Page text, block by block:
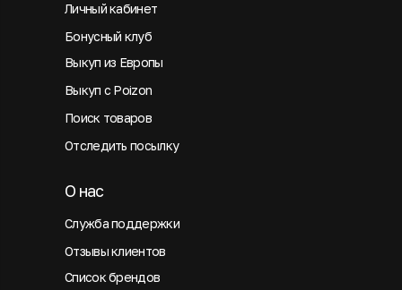
Личный кабинет
Бонусный клуб
Выкуп из Европы
Выкуп с Poizon
Поиск товаров
Отследить посылку
Служба поддержки
О нас
Отзывы клиентов
Список брендов